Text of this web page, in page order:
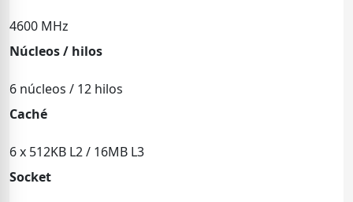
4600 MHz
Núcleos / hilos
6 núcleos / 12 hilos
Caché
6 x 512KB L2 / 16MB L3
Socket